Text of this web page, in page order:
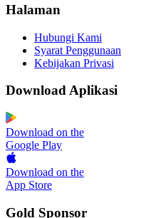
Halaman
Hubungi Kami
Syarat Penggunaan
Kebijakan Privasi
Download Aplikasi
Download on the
Google Play
Download on the
App Store
Gold Sponsor